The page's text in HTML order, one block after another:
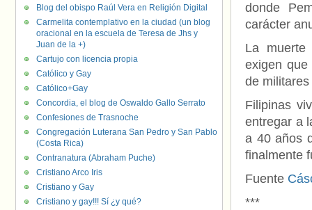
donde
carácter
La muerte
exigen
de
Filipinas
entregar a
a 40 años
finalmente
Fuente
***
Blog del obispo Raúl Vera en Religión Digital
Carmelita contemplativo en la ciudad (un blog
oracional en la escuela de Teresa de Jhs y
Juan de la +)
Cartujo con licencia propia
Católico y Gay
Católico+Gay
Concordia, el blog de Oswaldo Gallo Serrato
Confesiones de Trasnoche
Congregación Luterana San Pedro y San Pablo
(Costa Rica)
Contranatura (Abraham Puche)
Cristiano Arco Iris
Cristiano y Gay
Cristiano y gay!!! Sí ¿y qué?